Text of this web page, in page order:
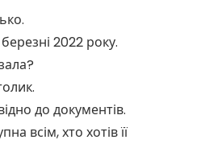
2022 року.
до документів.
всім, хто хотів її